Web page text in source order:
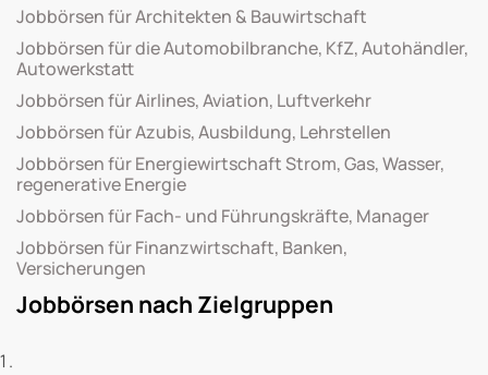
Jobbörsen für Architekten & Bauwirtschaft
Jobbörsen für die Automobilbranche, KfZ, Autohändler,
Autowerkstatt
Jobbörsen für Airlines, Aviation, Luftverkehr
Jobbörsen für Azubis, Ausbildung, Lehrstellen
Jobbörsen für Energiewirtschaft Strom, Gas, Wasser,
regenerative Energie
Jobbörsen für Fach- und Führungskräfte, Manager
Jobbörsen für Finanzwirtschaft, Banken,
Versicherungen
Jobbörsen nach Zielgruppen